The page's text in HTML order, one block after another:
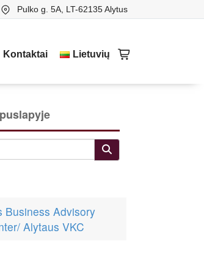
Pulko g. 5A, LT-62135 Alytus
Kontaktai Lietuvių
Business Advisory
Alytaus VKC